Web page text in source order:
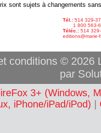
sont sujets à changements
Tél.: 514 329-
1 800 563-
Téléc.: 514
editions@marie-
conditions © 2026
par
3+ (Windows,
iPhone/iPad/iPod)